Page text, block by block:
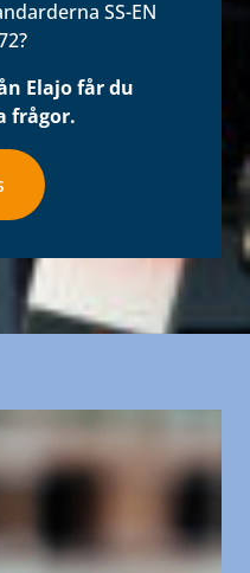
SS-EN
Elajo får du
frågor.